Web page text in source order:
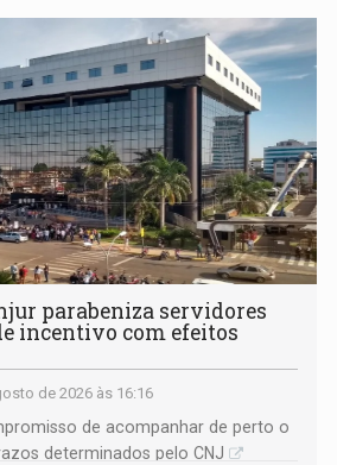
parabeniza servidores
incentivo com efeitos
de 2026 às 16:16
de acompanhar de perto o
determinados pelo CNJ